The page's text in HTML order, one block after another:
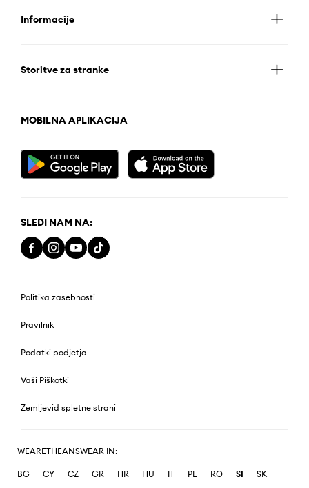
Informacije
Storitve za stranke
MOBILNA APLIKACIJA
SLEDI NAM NA:
Politika zasebnosti
Pravilnik
Podatki podjetja
Vaši Piškotki
Zemljevid spletne strani
WEARETHEANSWEAR IN:
BG CY CZ GR HR HU IT PL RO SI
SK